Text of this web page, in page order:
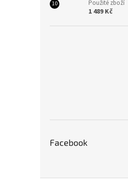
Použité zboží
1 489 Kč
Facebook